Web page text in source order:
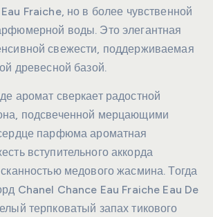
Fraiche, но в более чувственной
воды. Это элегантная
свежести, поддерживаемая
древесной базой.
аромат сверкает радостной
подсвеченной мерцающими
парфюма ароматная
вступительного аккорда
медового жасмина. Тогда
Chanel Chance Eau Fraiche Eau De
терпковатый запах тикового